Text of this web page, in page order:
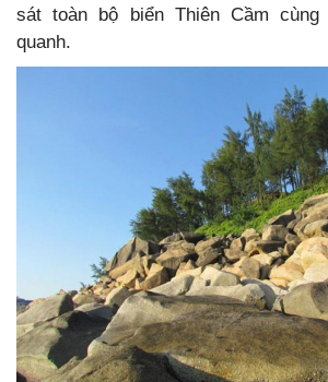
sát toàn bộ biển Thiên Cầm cùng
quanh.